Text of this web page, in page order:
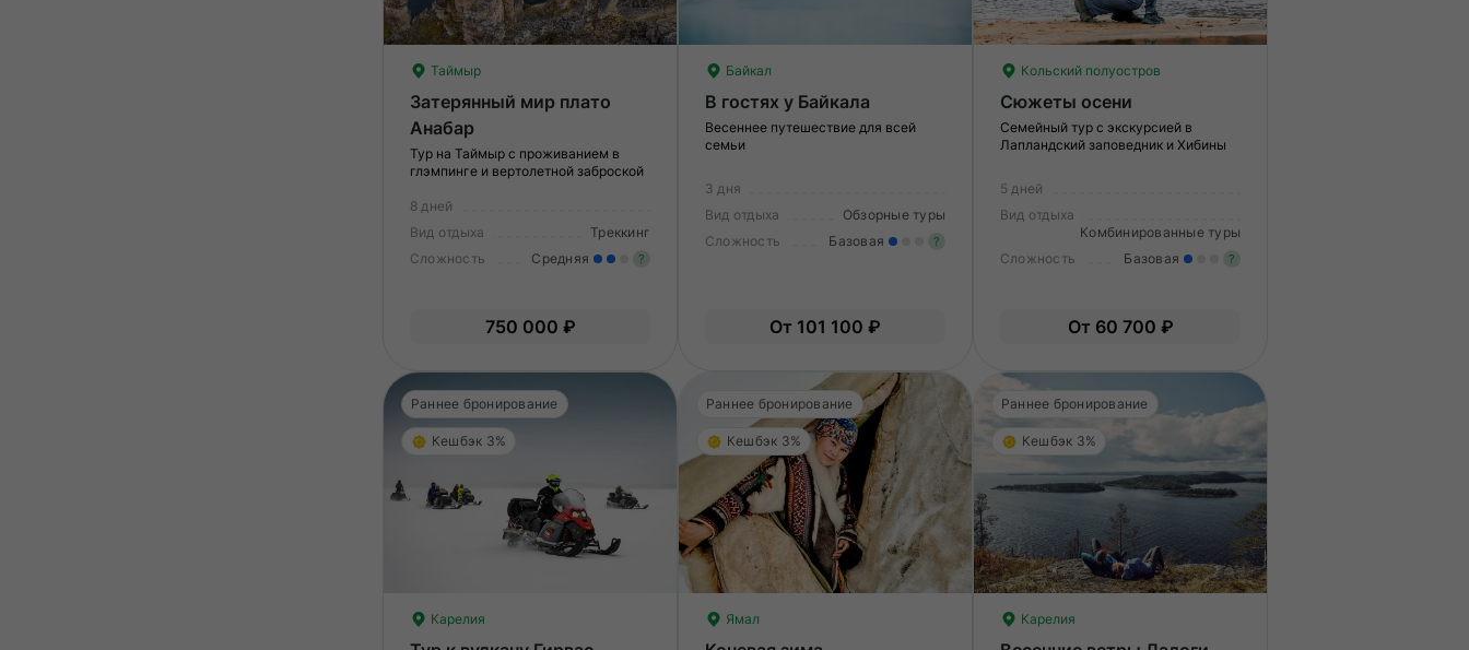
Таймыр
Затерянный мир плато
Анабар
Тур на Таймыр с проживанием в
глэмпинге и вертолетной заброской
8 дней
Вид отдыха
Треккинг
Сложность
Средняя ?
вам нужно будет физически
750 000 ₽
Байкал
В гостях у Байкала
Весеннее путешествие для всей
семьи
3 дня
Вид отдыха
Обзорные туры
Сложность
Базовая ?
От 101 100 ₽
Кольский полуостров
Сюжеты осени
Семейный тур с экскурсией в
Лапландский заповедник и Хибины
5 дней
Вид отдыха
Комбинированные туры
Сложность
Базовая ?
От 60 700 ₽
Раннее бронирование
Кешбэк 3%
Карелия
Раннее бронирование
Кешбэк 3%
Ямал
Раннее бронирование
Кешбэк 3%
Карелия